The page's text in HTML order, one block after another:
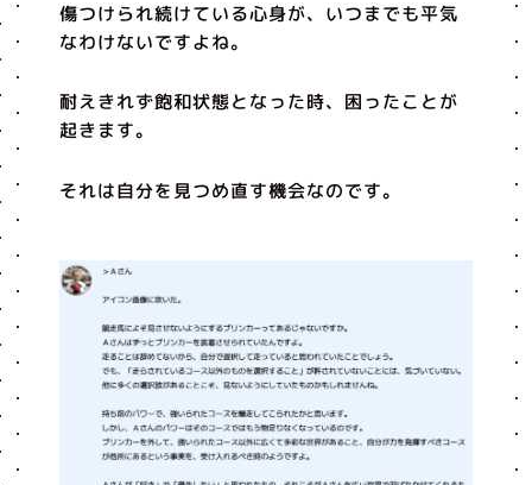
傷つけられ続けている心身が、いつまでも平気
なわけないですよね。
耐えきれず飽和状態となった時、困ったことが
起きます。
それは自分を見つめ直す機会なのです。